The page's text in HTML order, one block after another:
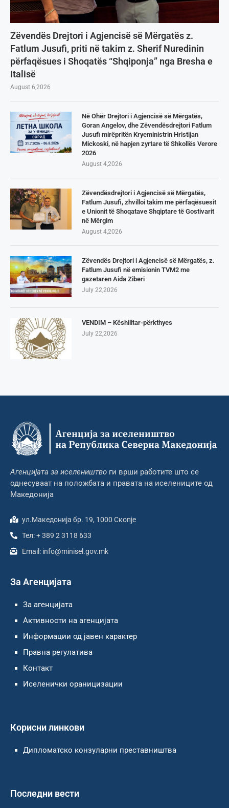
Zëvendës Drejtori i Agjencisë së Mërgatës z.
Fatlum Jusufi, priti në takim z. Sherif Nuredinin
përfaqësues i Shoqatës “Shqiponja” nga Bresha e
Italisë
August 6,2026
Në Ohër Drejtori i Agjencisë së Mërgatës,
Goran Angelov, dhe Zëvendësdrejtori Fatlum
Jusufi mirëpritën Kryeministrin Hristijan
Mickoski, në hapjen zyrtare të Shkollës Verore
2026
August 4,2026
Zëvendësdrejtori i Agjencisë së Mërgatës,
Fatlum Jusufi, zhvilloi takim me përfaqësuesit
e Unionit të Shoqatave Shqiptare të Gostivarit
në Mërgim
August 4,2026
Zëvendës Drejtori i Agjencisë së Mërgatës, z.
Fatlum Jusufi në emisionin TVM2 me
gazetaren Aida Ziberi
July 22,2026
VENDIM – Këshilltar-përkthyes
July 22,2026
Агенцијата за иселеништво ги врши работите што се
однесуваат на положбата и правата на иселениците од
Македонија
ул.Македонија бр. 19, 1000 Скопје
Тел: + 389 2 3118 633
Email: info@minisel.gov.mk
За Агенцијата
За агенцијата
Активности на агенцијата
Информации од јавен карактер
Правна регулатива
Контакт
Иселенички ораницизации
Корисни линкови
Дипломатско конзуларни преставништва
Последни вести